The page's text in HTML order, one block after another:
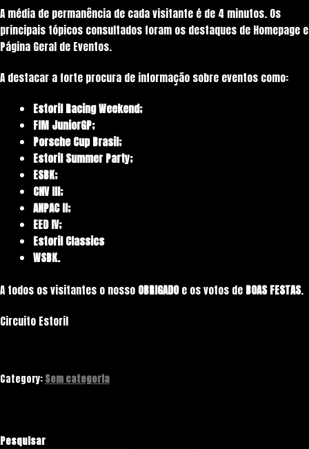
A média de permanência de cada visitante é de 4 minutos. Os
principais tópicos consultados foram os destaques de Homepage e
Página Geral de Eventos.
A destacar a forte procura de informação sobre eventos como:
Estoril Racing Weekend;
FIM JuniorGP;
Porsche Cup Brasil;
Estoril Summer Party;
ESBK;
CNV III;
ANPAC II;
EED IV;
Estoril Classics
WSBK.
A todos os visitantes o nosso OBRIGADOe os votos de BOAS FESTAS.
Circuito Estoril
Category:Sem categoria
Pesquisar